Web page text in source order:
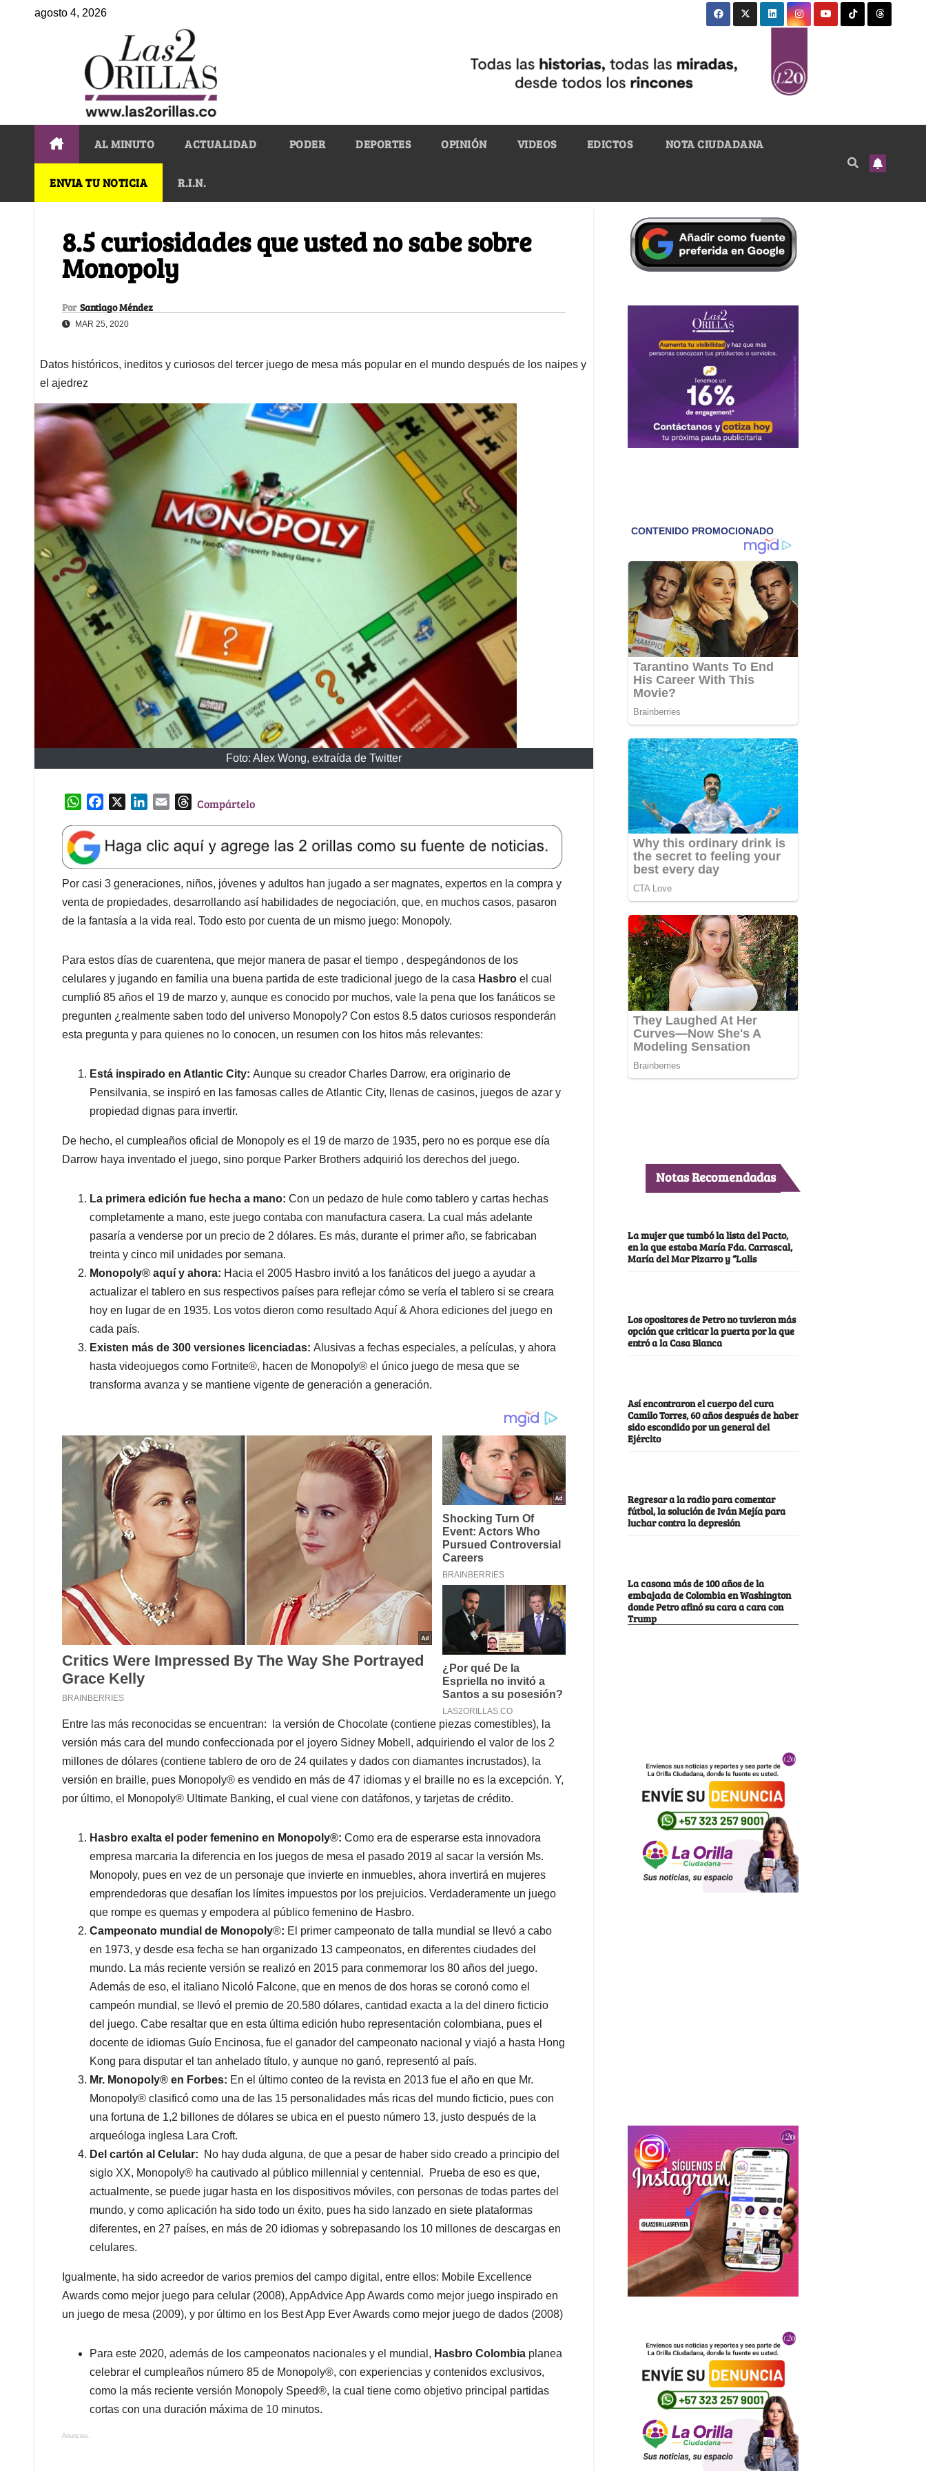
agosto 4, 2026
AL MINUTO ACTUALIDAD PODER DEPORTES OPINIÓN VIDEOS EDICTOS NOTA CIUDADANA
ENVIA TU NOTICIA R.I.N.
8.5 curiosidades que usted no sabe sobre
Monopoly
Por Santiago Méndez
MAR 25, 2020
Datos históricos, ineditos y curiosos del tercer juego de mesa más popular en el mundo después de los naipes y
el ajedrez
Foto: Alex Wong, extraída de Twitter
W
a
t
s
A
p
p
e
b
o
o
k
k
e
d
I
n
l
T
e
a
d
s
Compártelo
Por casi 3 generaciones, niños, jóvenes y adultos han jugado a ser magnates, expertos en la compra y
venta de propiedades, desarrollando así habilidades de negociación, que, en muchos casos, pasaron
de la fantasía a la vida real. Todo esto por cuenta de un mismo juego: Monopoly.
Para estos días de cuarentena, que mejor manera de pasar el tiempo , despegándonos de los
celulares y jugando en familia una buena partida de este tradicional juego de la casa Hasbro el cual
cumplió 85 años el 19 de marzo y, aunque es conocido por muchos, vale la pena que los fanáticos se
pregunten ¿realmente saben todo del universo Monopoly? Con estos 8.5 datos curiosos responderán
esta pregunta y para quienes no lo conocen, un resumen con los hitos más relevantes:
Está inspirado en Atlantic City: Aunque su creador Charles Darrow, era originario de
Pensilvania, se inspiró en las famosas calles de Atlantic City, llenas de casinos, juegos de azar y
propiedad dignas para invertir.
De hecho, el cumpleaños oficial de Monopoly es el 19 de marzo de 1935, pero no es porque ese día
Darrow haya inventado el juego, sino porque Parker Brothers adquirió los derechos del juego.
La primera edición fue hecha a mano: Con un pedazo de hule como tablero y cartas hechas
completamente a mano, este juego contaba con manufactura casera. La cual más adelante
pasaría a venderse por un precio de 2 dólares. Es más, durante el primer año, se fabricaban
treinta y cinco mil unidades por semana.
Monopoly® aquí y ahora: Hacia el 2005 Hasbro invitó a los fanáticos del juego a ayudar a
actualizar el tablero en sus respectivos países para reflejar cómo se vería el tablero si se creara
hoy en lugar de en 1935. Los votos dieron como resultado Aquí & Ahora ediciones del juego en
cada país.
Existen más de 300 versiones licenciadas: Alusivas a fechas especiales, a películas, y ahora
hasta videojuegos como Fortnite®, hacen de Monopoly® el único juego de mesa que se
transforma avanza y se mantiene vigente de generación a generación.
Entre las más reconocidas se encuentran: la versión de Chocolate (contiene piezas comestibles), la
versión más cara del mundo confeccionada por el joyero Sidney Mobell, adquiriendo el valor de los 2
millones de dólares (contiene tablero de oro de 24 quilates y dados con diamantes incrustados), la
versión en braille, pues Monopoly® es vendido en más de 47 idiomas y el braille no es la excepción. Y,
por último, el Monopoly® Ultimate Banking, el cual viene con datáfonos, y tarjetas de crédito.
Hasbro exalta el poder femenino en Monopoly®: Como era de esperarse esta innovadora
empresa marcaria la diferencia en los juegos de mesa el pasado 2019 al sacar la versión Ms.
Monopoly, pues en vez de un personaje que invierte en inmuebles, ahora invertirá en mujeres
emprendedoras que desafían los límites impuestos por los prejuicios. Verdaderamente un juego
que rompe es quemas y empodera al público femenino de Hasbro.
Campeonato mundial de Monopoly®: El primer campeonato de talla mundial se llevó a cabo
en 1973, y desde esa fecha se han organizado 13 campeonatos, en diferentes ciudades del
mundo. La más reciente versión se realizó en 2015 para conmemorar los 80 años del juego.
Además de eso, el italiano Nicoló Falcone, que en menos de dos horas se coronó como el
campeón mundial, se llevó el premio de 20.580 dólares, cantidad exacta a la del dinero ficticio
del juego. Cabe resaltar que en esta última edición hubo representación colombiana, pues el
docente de idiomas Guío Encinosa, fue el ganador del campeonato nacional y viajó a hasta Hong
Kong para disputar el tan anhelado título, y aunque no ganó, representó al país.
Mr. Monopoly® en Forbes: En el último conteo de la revista en 2013 fue el año en que Mr.
Monopoly® clasificó como una de las 15 personalidades más ricas del mundo ficticio, pues con
una fortuna de 1,2 billones de dólares se ubica en el puesto número 13, justo después de la
arqueóloga inglesa Lara Croft.
Del cartón al Celular: No hay duda alguna, de que a pesar de haber sido creado a principio del
siglo XX, Monopoly® ha cautivado al público millennial y centennial. Prueba de eso es que,
actualmente, se puede jugar hasta en los dispositivos móviles, con personas de todas partes del
mundo, y como aplicación ha sido todo un éxito, pues ha sido lanzado en siete plataformas
diferentes, en 27 países, en más de 20 idiomas y sobrepasando los 10 millones de descargas en
celulares.
Igualmente, ha sido acreedor de varios premios del campo digital, entre ellos: Mobile Excellence
Awards como mejor juego para celular (2008), AppAdvice App Awards como mejor juego inspirado en
un juego de mesa (2009), y por último en los Best App Ever Awards como mejor juego de dados (2008)
Para este 2020, además de los campeonatos nacionales y el mundial, Hasbro Colombia planea
celebrar el cumpleaños número 85 de Monopoly®, con experiencias y contenidos exclusivos,
como la más reciente versión Monopoly Speed®, la cual tiene como objetivo principal partidas
cortas con una duración máxima de 10 minutos.
Anuncios.
Notas Recomendadas
La mujer que tumbó la lista del Pacto,
en la que estaba María Fda. Carrascal,
María del Mar Pizarro y “Lalis
Los opositores de Petro no tuvieron más
opción que criticar la puerta por la que
entró a la Casa Blanca
Así encontraron el cuerpo del cura
Camilo Torres, 60 años después de haber
sido escondido por un general del
Ejército
Regresar a la radio para comentar
fútbol, la solución de Iván Mejía para
luchar contra la depresión
La casona más de 100 años de la
embajada de Colombia en Washington
donde Petro afinó su cara a cara con
Trump